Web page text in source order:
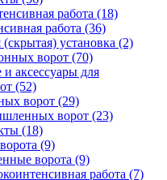
работа (18)
работа (36)
установка (2)
ворот (70)
аксессуары для
(52)
ворот (29)
ворот (23)
(18)
(9)
ворота (9)
работа (7)